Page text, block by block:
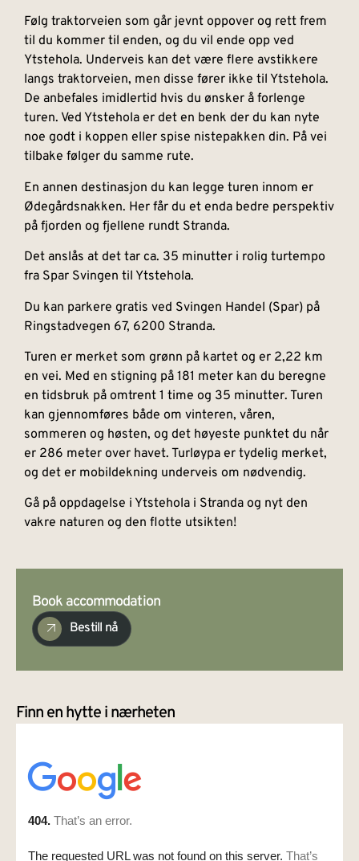
Følg traktorveien som går jevnt oppover og rett frem
til du kommer til enden, og du vil ende opp ved
Ytstehola. Underveis kan det være flere avstikkere
langs traktorveien, men disse fører ikke til Ytstehola.
De anbefales imidlertid hvis du ønsker å forlenge
turen. Ved Ytstehola er det en benk der du kan nyte
noe godt i koppen eller spise nistepakken din. På vei
tilbake følger du samme rute.
En annen destinasjon du kan legge turen innom er
Ødegårdsnakken. Her får du et enda bedre perspektiv
på fjorden og fjellene rundt Stranda.
Det anslås at det tar ca. 35 minutter i rolig turtempo
fra Spar Svingen til Ytstehola.
Du kan parkere gratis ved Svingen Handel (Spar) på
Ringstadvegen 67, 6200 Stranda.
Turen er merket som grønn på kartet og er 2,22 km
en vei. Med en stigning på 181 meter kan du beregne
en tidsbruk på omtrent 1 time og 35 minutter. Turen
kan gjennomføres både om vinteren, våren,
sommeren og høsten, og det høyeste punktet du når
er 286 meter over havet. Turløypa er tydelig merket,
og det er mobildekning underveis om nødvendig.
Gå på oppdagelse i Ytstehola i Stranda og nyt den
vakre naturen og den flotte utsikten!
Book accommodation
Bestill nå
Finn en hytte i nærheten